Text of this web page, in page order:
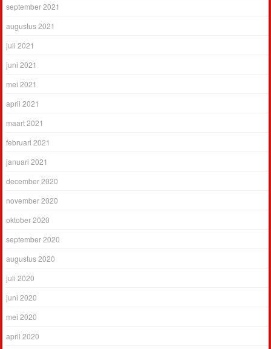
september 2021
augustus 2021
juli 2021
juni 2021
mei 2021
april 2021
maart 2021
februari 2021
januari 2021
december 2020
november 2020
oktober 2020
september 2020
augustus 2020
juli 2020
juni 2020
mei 2020
april 2020